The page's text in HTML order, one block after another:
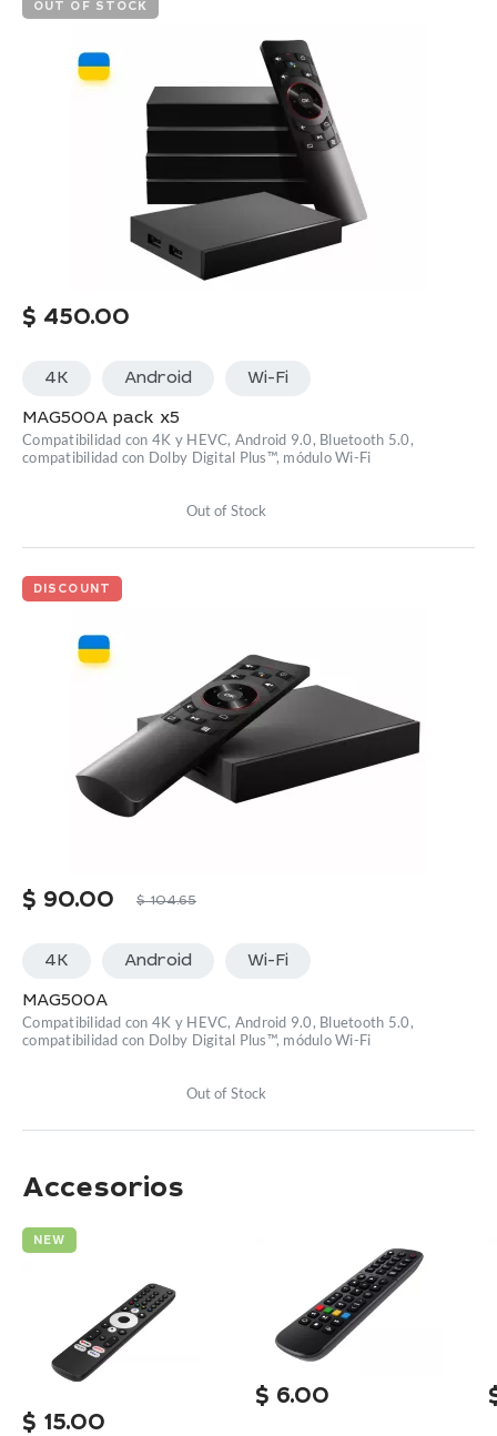
OUT OF STOCK
$ 450.00
4K Android Wi-Fi
MAG500A pack x5
Compatibilidad con 4K y HEVC, Android 9.0, Bluetooth 5.0,
compatibilidad con Dolby Digital Plus™, módulo Wi-Fi
Out of Stock
DISCOUNT
$ 90.00 $104.65
4K Android Wi-Fi
MAG500A
Compatibilidad con 4K y HEVC, Android 9.0, Bluetooth 5.0,
compatibilidad con Dolby Digital Plus™, módulo Wi-Fi
Out of Stock
Accesorios
NEW
$ 15.00
$ 6.00